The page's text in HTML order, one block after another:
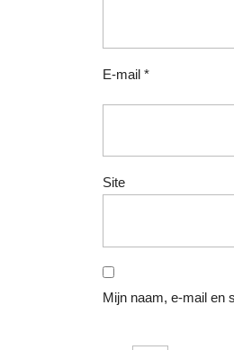
E-mail *
Site
Mijn naam, e-mail en